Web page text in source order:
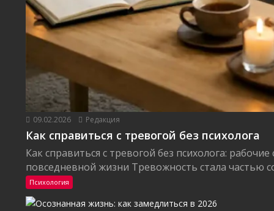
09.02.2026 Редакция
Как справиться с тревогой без психолога
Как справиться с тревогой без психолога:
повседневной жизни Тревожность стала частью
Психология